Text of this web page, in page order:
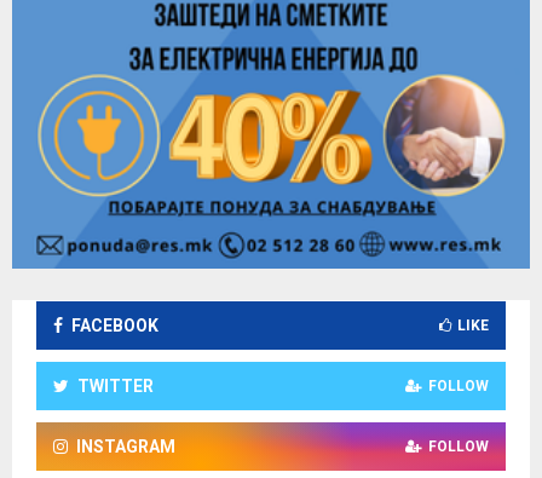
FACEBOOK LIKE
TWITTER FOLLOW
INSTAGRAM FOLLOW